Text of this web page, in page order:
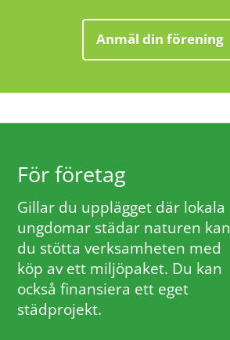
Anmäl din förening
För företag
Gillar du upplägget där lokala
ungdomar städar naturen kan
du stötta verksamheten med
köp av ett miljöpaket. Du kan
också finansiera ett eget
städprojekt.